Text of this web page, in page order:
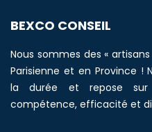
BEXCO CONSEIL
Nous sommes des «
Parisienne et en Province !
la durée et repose sur
compétence, efficacité et